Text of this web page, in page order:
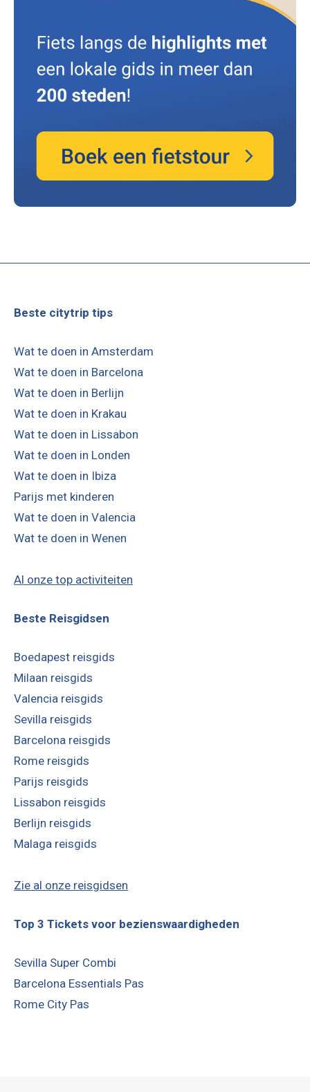
Beste citytrip tips
Wat te doen in Amsterdam
Wat te doen in Barcelona
Wat te doen in Berlijn
Wat te doen in Krakau
Wat te doen in Lissabon
Wat te doen in Londen
Wat te doen in Ibiza
Parijs met kinderen
Wat te doen in Valencia
Wat te doen in Wenen
Al onze top activiteiten
Beste Reisgidsen
Boedapest reisgids
Milaan reisgids
Valencia reisgids
Sevilla reisgids
Barcelona reisgids
Rome reisgids
Parijs reisgids
Lissabon reisgids
Berlijn reisgids
Malaga reisgids
Zie al onze reisgidsen
Top 3 Tickets voor bezienswaardigheden
Sevilla Super Combi
Barcelona Essentials Pas
Rome City Pas